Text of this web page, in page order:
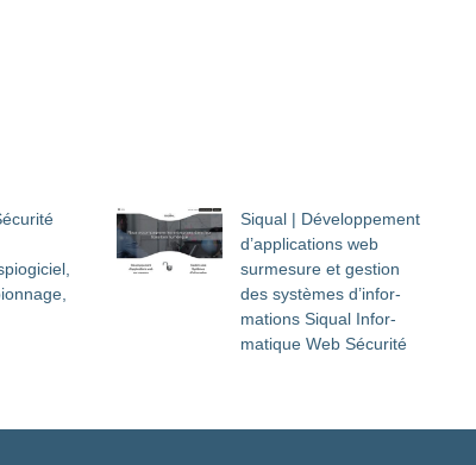
Siqual | Dévelop­pe­ment
d’applica­tions web
surmesure et gestion
des systèmes d’infor­
ma­tions Siqual Infor­
mati­que Web Sécurité